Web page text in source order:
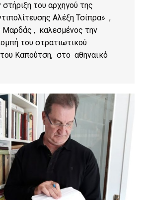
στήριξη του αρχηγού της
Αλέξη Τσίπρα» ,
, καλεσμένος την
του στρατιωτικού
Καπούτση, στο αθηναϊκό